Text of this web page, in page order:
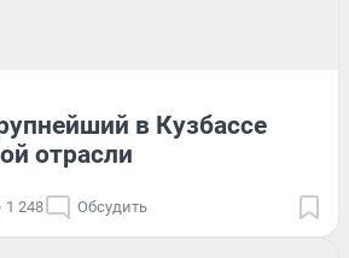
в Кузбассе
отрасли
1 248 Обсудить